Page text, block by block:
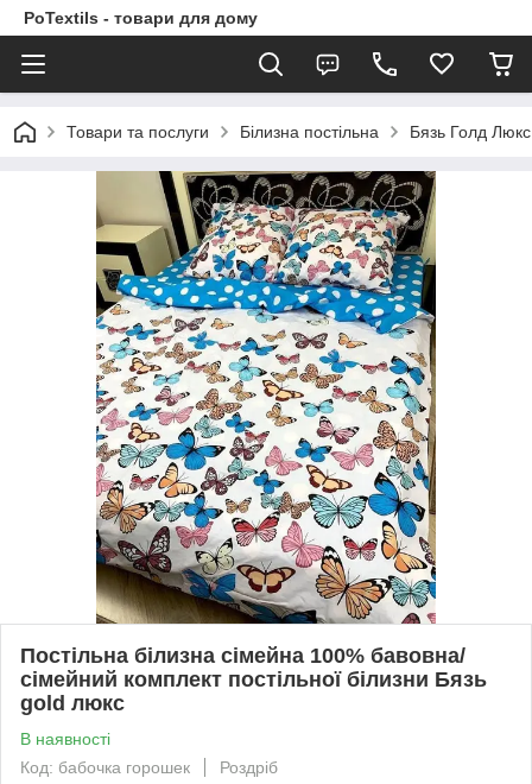
PoTextils - товари для дому
Товари та послуги Білизна постільна Бязь Голд Люкс
Постільна білизна сімейна 100% бавовна/
сімейний комплект постільної білизни Бязь
gold люкс
В наявності
Код: бабочка горошек
Роздріб